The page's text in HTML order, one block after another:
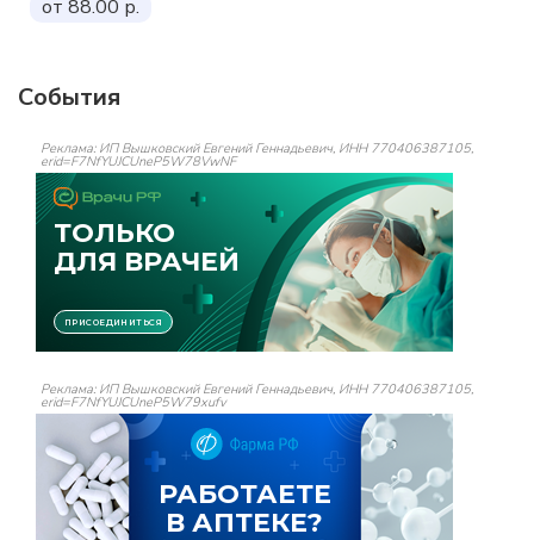
от 88.00 р.
События
Реклама: ИП Вышковский Евгений Геннадьевич, ИНН 770406387105,
erid=F7NfYUJCUneP5W78VwNF
Реклама: ИП Вышковский Евгений Геннадьевич, ИНН 770406387105,
erid=F7NfYUJCUneP5W79xufv